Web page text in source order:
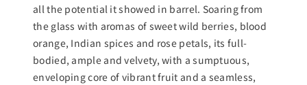
all the potential it showed in barrel. Soaring from
the glass with aromas of sweet wild berries, blood
orange, Indian spices and rose petals, its full-
bodied, ample and velvety, with a sumptuous,
enveloping core of vibrant fruit and a seamless,